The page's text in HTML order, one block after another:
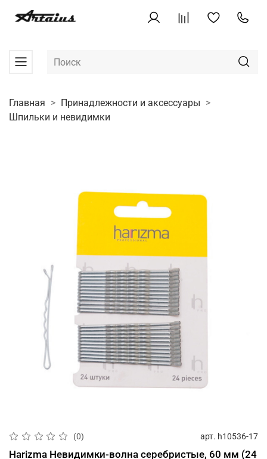
Главная
Принадлежности и аксессуары
Шпильки и невидимки
(0) арт. h10536-17
Harizma Невидимки-волна серебристые, 60 мм (24